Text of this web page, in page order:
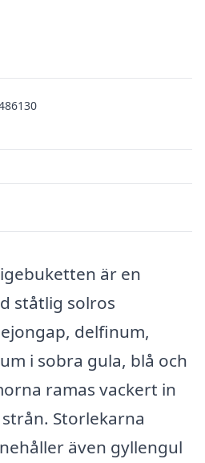
är en
ståtlig solros
delfinum,
i sobra gula, blå och
ramas vackert in
Storlekarna
även gyllengul